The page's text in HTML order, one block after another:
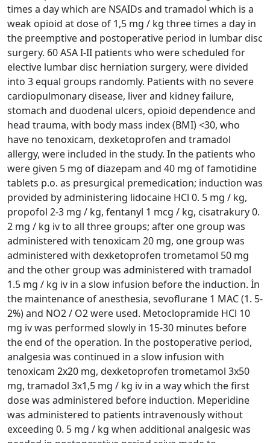
times a day which are NSAIDs and tramadol which is a
weak opioid at dose of 1,5 mg / kg three times a day in
the preemptive and postoperative period in lumbar disc
surgery. 60 ASA I-II patients who were scheduled for
elective lumbar disc herniation surgery, were divided
into 3 equal groups randomly. Patients with no severe
cardiopulmonary disease, liver and kidney failure,
stomach and duodenal ulcers, opioid dependence and
head trauma, with body mass index (BMI) <30, who
have no tenoxicam, dexketoprofen and tramadol
allergy, were included in the study. In the patients who
were given 5 mg of diazepam and 40 mg of famotidine
tablets p.o. as presurgical premedication; induction was
provided by administering lidocaine HCl 0. 5 mg / kg,
propofol 2-3 mg / kg, fentanyl 1 mcg / kg, cisatrakury 0.
2 mg / kg iv to all three groups; after one group was
administered with tenoxicam 20 mg, one group was
administered with dexketoprofen trometamol 50 mg
and the other group was administered with tramadol
1.5 mg / kg iv in a slow infusion before the induction. İn
the maintenance of anesthesia, sevoflurane 1 MAC (1. 5-
2%) and NO2 / O2 were used. Metoclopramide HCl 10
mg iv was performed slowly in 15-30 minutes before
the end of the operation. In the postoperative period,
analgesia was continued in a slow infusion with
tenoxicam 2x20 mg, dexketoprofen trometamol 3x50
mg, tramadol 3x1,5 mg / kg iv in a way which the first
dose was administered before induction. Meperidine
was administered to patients intravenously without
exceeding 0. 5 mg / kg when additional analgesic was